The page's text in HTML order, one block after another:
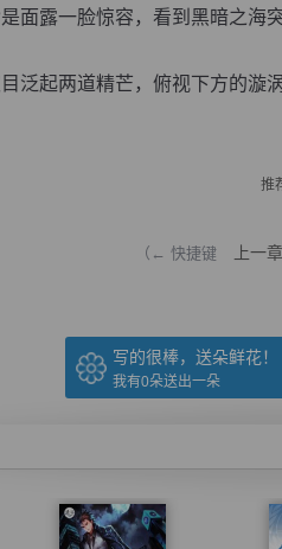
露一脸惊容，看到黑暗之海
起两道精芒，俯视下方的漩
推
（← 快捷键 上一章
写的很棒，送朵鲜花！
我有0朵送出一朵